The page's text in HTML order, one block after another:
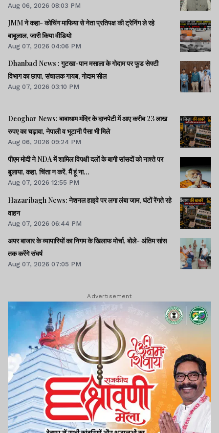
Aug 06, 2026 08:03 PM
JMM ने कहा- कोचिंग माफिया से नेता प्रतिपक्ष की ट्रेनिंग ले रहे
बाबूलाल, जारी किया वीडियो
Aug 07, 2026 04:06 PM
Dhanbad News : गुटखा-पान मसाला के गोदाम पर फूड सेफ्टी
विभाग का छापा, संचालक गायब, गोदाम सील
Aug 07, 2026 03:10 PM
Deoghar News: बाबाधाम मंदिर के दानपेटी में आए करीब 23 लाख
रुपए का चढ़ावा, नेपाली व भूटानी पैसा भी मिले
Aug 06, 2026 09:24 PM
पीएम मोदी ने NDA में शामिल विपक्षी दलों के बागी सांसदों को नाश्ते पर
बुलाया, कहा, चिंता न करें, मैं हूं ना...
Aug 07, 2026 12:55 PM
Hazaribagh News: नेशनल हाइवे पर लगा लंबा जाम, घंटों रेंगते रहे
वाहन
Aug 07, 2026 06:44 PM
अपर बाजार के व्यापारियों का निगम के खिलाफ मोर्चा, बोले- अंतिम सांस
तक करेंगे संघर्ष
Aug 07, 2026 07:05 PM
Advertisement